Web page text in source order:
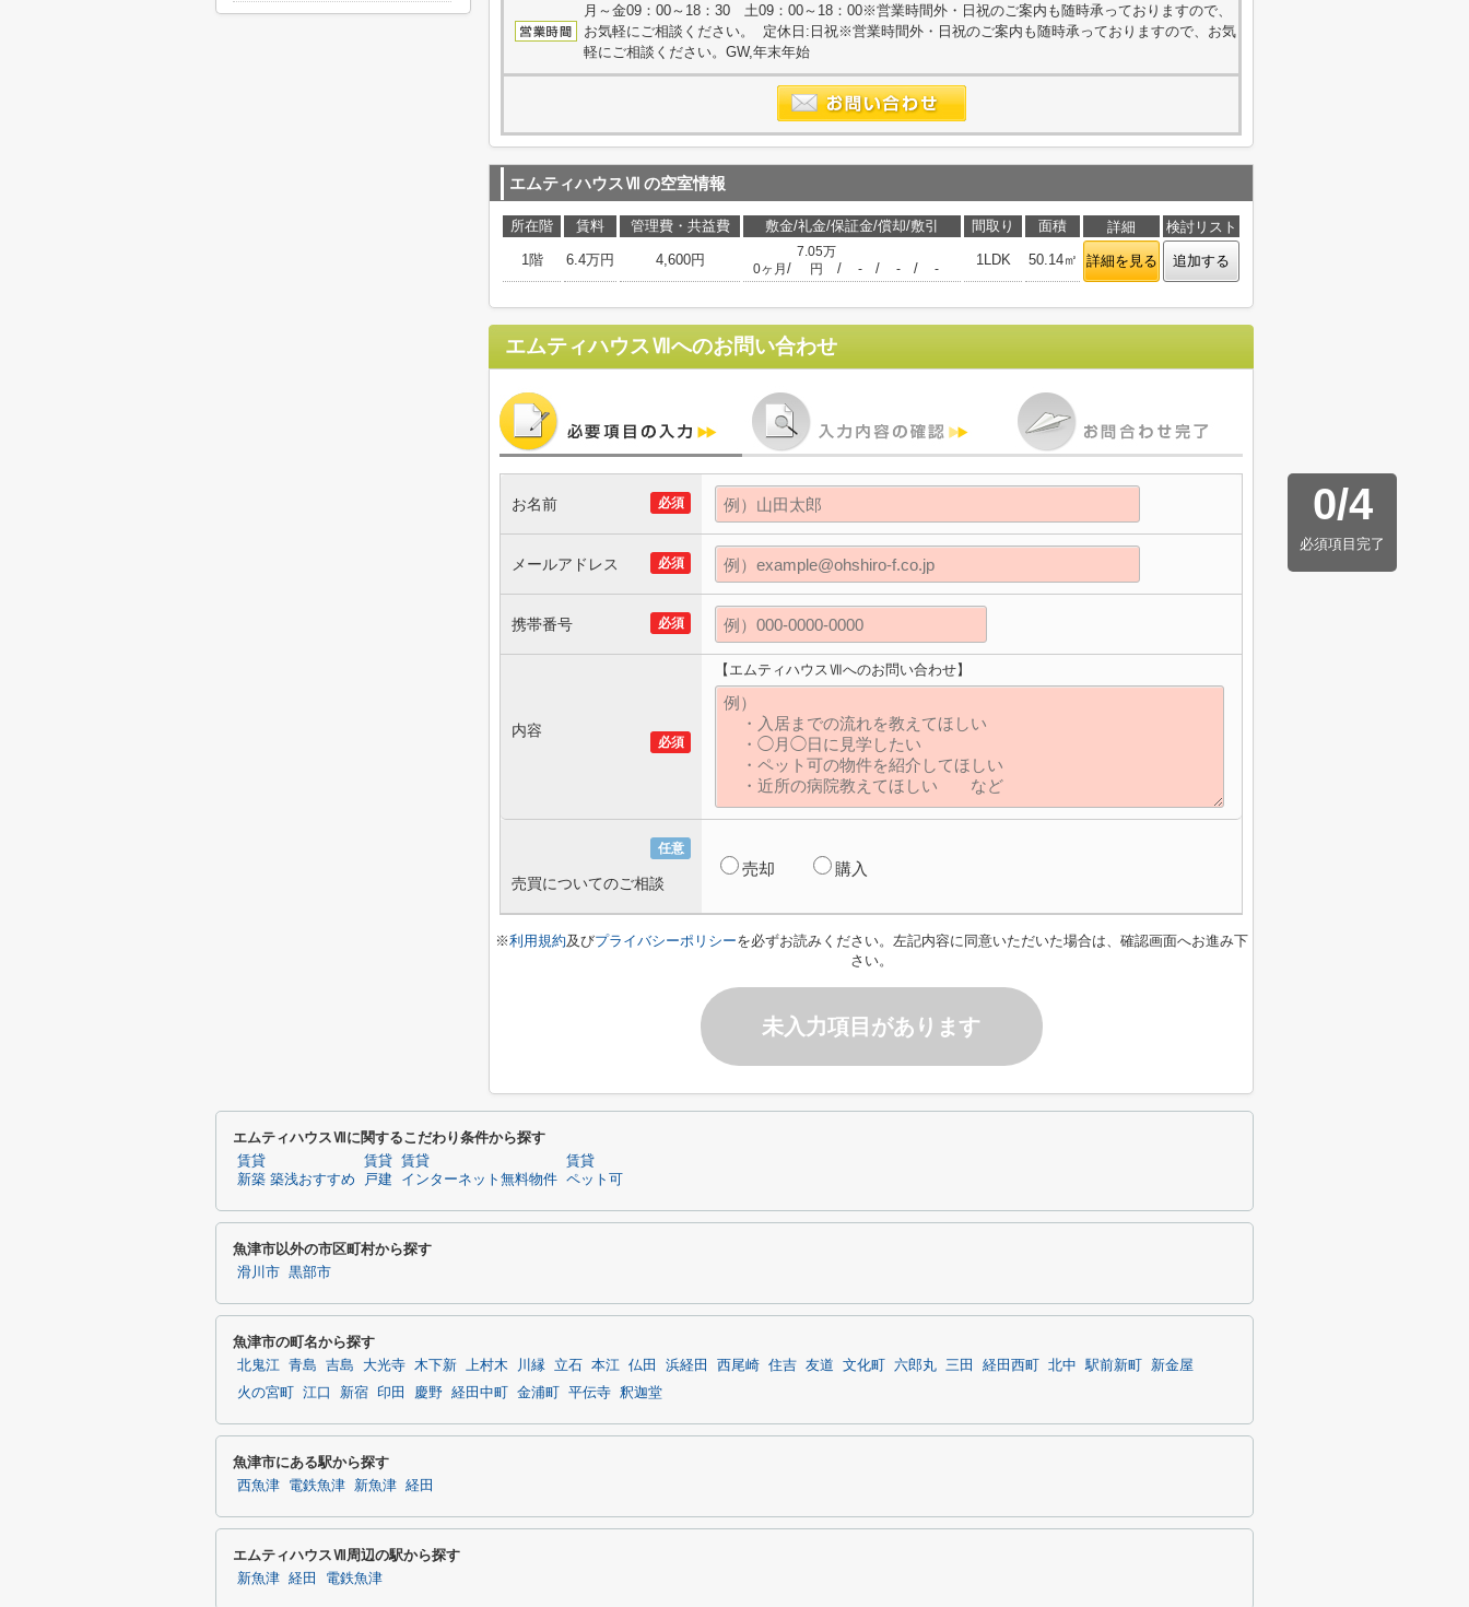
月～金09：00～18：30 土09：00～18：00※営業時間外・日祝のご案内も随時承っておりますので、
お気軽にご相談ください。 定休日:日祝※営業時間外・日祝のご案内も随時承っておりますので、お気
軽にご相談ください。GW,年末年始
エムティハウスⅦ の空室情報
所在階 賃料 管理費・共益費 敷金/礼金/保証金/償却/敷引 間取り 面積 詳細
検討リスト
1階
6.4万円 4,600円
0ヶ月 /
7.05万
円
/ - / - / -
1LDK 50.14㎡ 詳細を見る 追加する
エムティハウスⅦ へのお問い合わせ
0/4
必須項目完了
必須
お名前
必須
メールアドレス
必須
携帯番号
必須
内容
【エムティハウスⅦへのお問い合わせ】
任意
売買についてのご相談
売却 購入
※利用規約及びプライバシーポリシーを必ずお読みください。左記内容に同意いただいた場合は、確認画面へお進み下
さい。
未入力項目があります
エムティハウスⅦに関するこだわり条件から探す
賃貸
新築 築浅おすすめ
賃貸
戸建
賃貸
インターネット無料物件
賃貸
ペット可
魚津市以外の市区町村から探す
滑川市 黒部市
魚津市の町名から探す
北鬼江 青島 吉島 大光寺 木下新 上村木 川縁 立石 本江 仏田 浜経田 西尾崎 住吉 友道 文化町 六郎丸 三田 経田西町 北中 駅前新町
新金屋
火の宮町
江口 新宿 印田 慶野 経田中町 金浦町 平伝寺 釈迦堂
魚津市にある駅から探す
西魚津 電鉄魚津 新魚津 経田
エムティハウスⅦ周辺の駅から探す
新魚津 経田 電鉄魚津